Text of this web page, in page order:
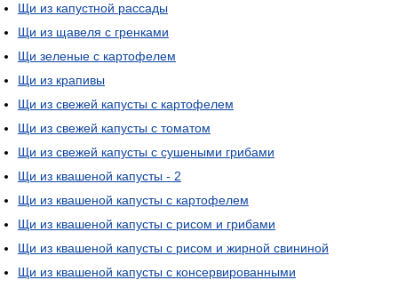
Щи из капустной рассады
Щи из щавеля с гренками
Щи зеленые с картофелем
Щи из крапивы
Щи из свежей капусты с картофелем
Щи из свежей капусты с томатом
Щи из свежей капусты с сушеными грибами
Щи из квашеной капусты - 2
Щи из квашеной капусты с картофелем
Щи из квашеной капусты с рисом и грибами
Щи из квашеной капусты с рисом и жирной свининой
Щи из квашеной капусты с консервированными